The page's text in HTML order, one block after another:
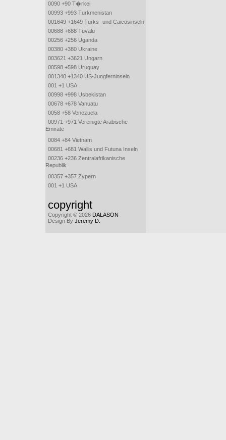
0090 +90 T�rkei
00993 +993 Turkmenistan
001649 +1649 Turks- und Caicosinseln
00688 +688 Tuvalu
00256 +256 Uganda
00380 +380 Ukraine
003621 +3621 Ungarn
00598 +598 Uruguay
001340 +1340 US-Jungferninseln
001 +1 USA
00998 +998 Usbekistan
00678 +678 Vanuatu
0058 +58 Venezuela
00971 +971 Vereinigte Arabische
Emirate
0084 +84 Vietnam
00681 +681 Wallis und Futuna Inseln
00236 +236 Zentralafrikanische
Republik
00357 +357 Zypern
001 +1 USA
copyright
Copyright © 2026 DALASON
Design By Jeremy D.